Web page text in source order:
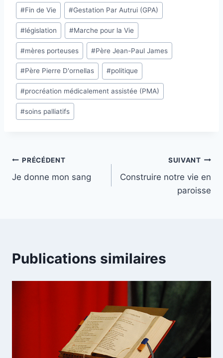
#Fin de Vie #Gestation Par Autrui (GPA)
#législation #Marche pour la Vie
#mères porteuses #Père Jean-Paul James
#Père Pierre D'ornellas #politique
#procréation médicalement assistée (PMA)
#soins palliatifs
Navigation
de
PRÉCÉDENT
Je donne mon sang
SUIVANT
Construire notre vie en
paroisse
Publications similaires